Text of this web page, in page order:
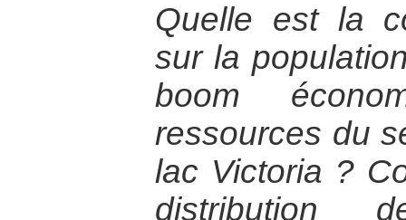
Quelle est la
sur la
boom
ressources du
lac Victoria ?
distribution